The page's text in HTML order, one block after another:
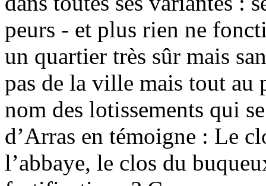
peurs - et plus rien ne
un quartier très sûr mais
pas de la ville mais tout
nom des lotissements qui
d’Arras en témoigne : Le
l’abbaye, le clos du